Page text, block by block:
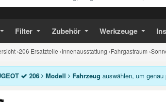
Filter Zubehör Werkzeuge
›206 Ersatzteile ›Innenausstattung ›Fahrgastraum ›
206 Modell Fahrzeug auswählen, um